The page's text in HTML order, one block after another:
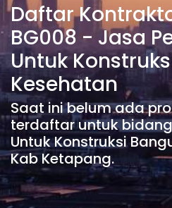
Daftar
BG008 - Jasa
Untuk
Kesehatan
Saat ini belum ada
terdaftar untuk
Untuk Konstruksi
Kab Ketapang.